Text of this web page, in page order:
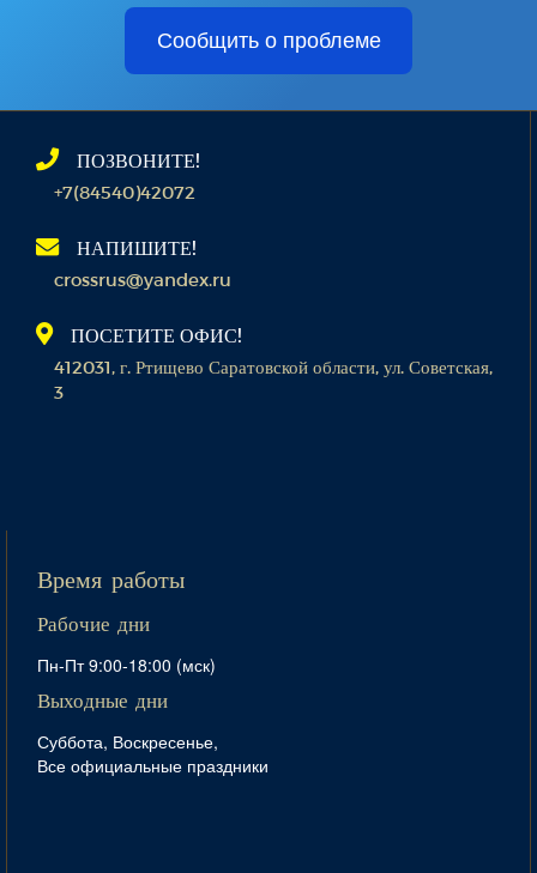
Сообщить о проблеме
ПОЗВОНИТЕ!
+7(84540)42072
НАПИШИТЕ!
crossrus@yandex.ru
ПОСЕТИТЕ ОФИС!
412031, г. Ртищево Саратовской области, ул. Советская,
3
Время работы
Рабочие дни
Пн-Пт 9:00-18:00 (мск)
Выходные дни
Суббота, Воскресенье,
Все официальные праздники